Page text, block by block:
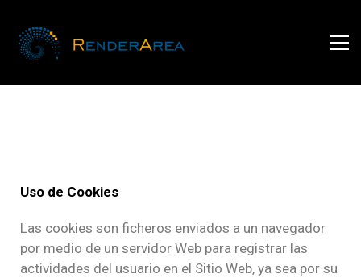
Uso de Cookies
Las cookies son ficheros enviados a un navegador
por medio de un servidor Web para registrar las
actividades del usuario en el Sitio Web, ya sea por su